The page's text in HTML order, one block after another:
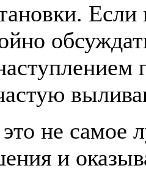
не самое
и